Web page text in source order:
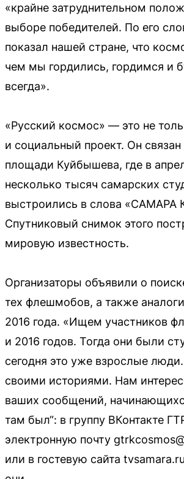
«крайне затруднительном
выборе победителей. По его
показал нашей стране, что
чем мы гордились, гордимся и
всегда».
«Русский космос» — это не
и социальный проект. Он связан
площади Куйбышева, где в
несколько тысяч самарских
выстроились в слова
Спутниковый снимок этого
мировую известность.
Организаторы объявили о
тех флешмобов, а также
2016 года. «Ищем участников
и 2016 годов. Тогда они были
сегодня это уже взрослые
своими историями. Нам
ваших сообщений,
там был“: в группу ВКонтакте
электронную почту
или в гостевую сайта